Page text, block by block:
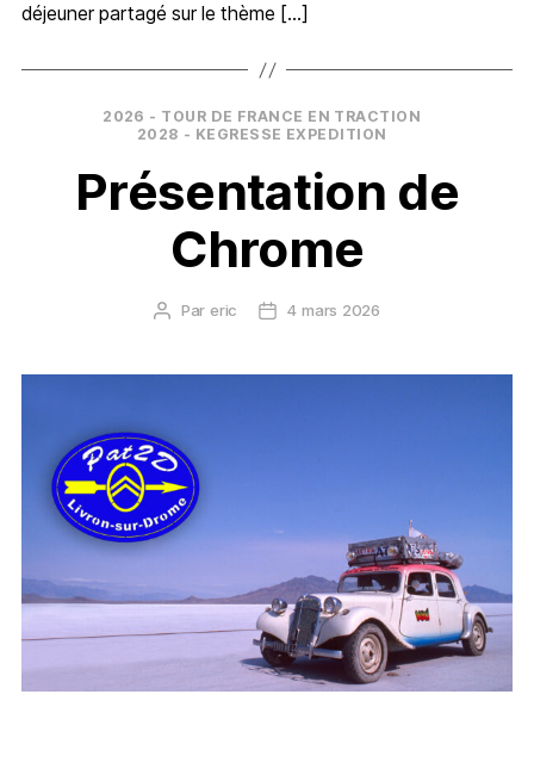
déjeuner partagé sur le thème […]
Catégories
2026 - TOUR DE FRANCE EN TRACTION
2028 - KEGRESSE EXPEDITION
Présentation de
Chrome
Auteur
Par eric
Date4 mars 2026